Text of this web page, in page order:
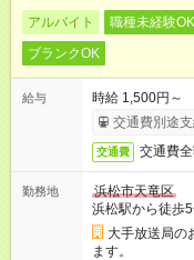
アルバイト 職種未経験OK
ブランクOK
給与
時給 1,500円～
交通費別途支
交通費 交通費
勤務地
浜松市天竜区
浜松駅から徒歩
大手放送局の
ます。